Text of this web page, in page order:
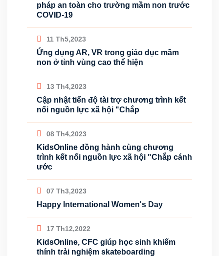
pháp an toàn cho trường mầm non trước
COVID-19
11 Th5,2023
Ứng dụng AR, VR trong giáo dục mầm
non ở tỉnh vùng cao thể hiện
13 Th4,2023
Cập nhật tiến độ tài trợ chương trình kết
nối nguồn lực xã hội "Chắp
08 Th4,2023
KidsOnline đồng hành cùng chương
trình kết nối nguồn lực xã hội "Chắp cánh
ước
07 Th3,2023
Happy International Women's Day
17 Th12,2022
KidsOnline, CFC giúp học sinh khiếm
thính trải nghiệm skateboarding